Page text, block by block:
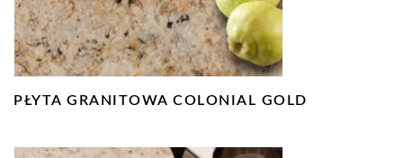
PŁYTA GRANITOWA COLONIAL GOLD